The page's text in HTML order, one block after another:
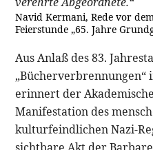
Navid Kermani, Rede vor
Feierstunde „65. Jahre
Aus Anlaß des 83.
„Bücherverbrennungen“
erinnert der
Manifestation des
kulturfeindlichen Nazi-